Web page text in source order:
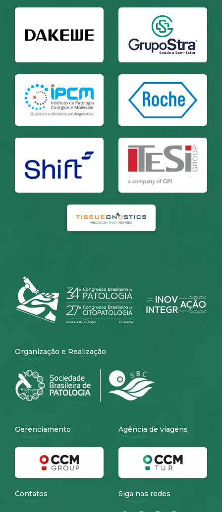
Organização e Realização
Gerenciamento Agência de viagens
Contatos Siga nas redes